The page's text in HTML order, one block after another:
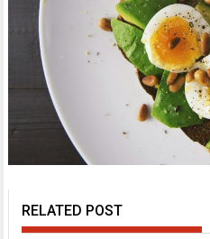
RELATED POST